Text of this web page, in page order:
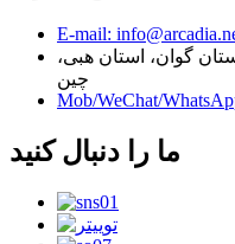
E-mail:
گوان، استان هبی،
چین
Mob/WeChat/
ما را دنبال کنید